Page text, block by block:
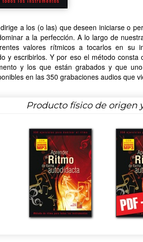
a los (o las) que deseen iniciarse o
a la perfección. A lo largo de
valores rítmicos a tocarlos en su
y escribirlos. Y por eso el método
y los que están grabados y que
en las 350 grabaciones audios que
Producto físico de origen